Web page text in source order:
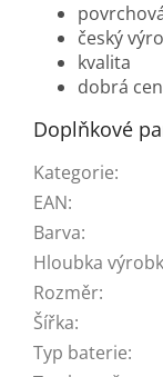
český
kvalita
dobrá
Doplňkové
Kategorie:
EAN:
Barva:
Hloubka
Rozměr:
Šířka:
Typ baterie: